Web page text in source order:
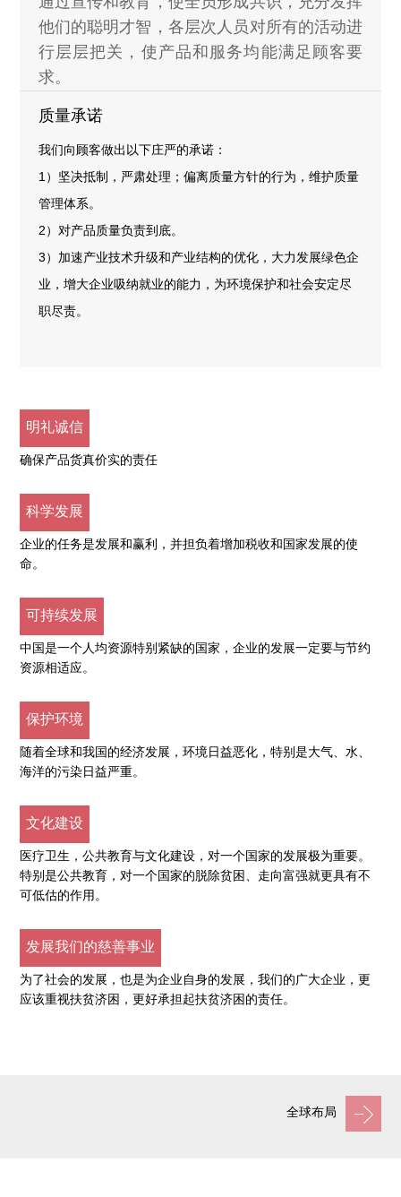
他们的聪明才智，各层次人员对所有的活动进
行层层把关，使产品和服务均能满足顾客要
求。
质量承诺
我们向顾客做出以下庄严的承诺：
1）坚决抵制，严肃处理；偏离质量方针的行为，维护质量
管理体系。
2）对产品质量负责到底。
3）加速产业技术升级和产业结构的优化，大力发展绿色企
业，增大企业吸纳就业的能力，为环境保护和社会安定尽
职尽责。
明礼诚信
确保产品货真价实的责任
科学发展
企业的任务是发展和赢利，并担负着增加税收和国家发展的使
命。
可持续发展
中国是一个人均资源特别紧缺的国家，企业的发展一定要与节约
资源相适应。
保护环境
随着全球和我国的经济发展，环境日益恶化，特别是大气、水、
海洋的污染日益严重。
文化建设
医疗卫生，公共教育与文化建设，对一个国家的发展极为重要。
特别是公共教育，对一个国家的脱除贫困、走向富强就更具有不
可低估的作用。
发展我们的慈善事业
为了社会的发展，也是为企业自身的发展，我们的广大企业，更
应该重视扶贫济困，更好承担起扶贫济困的责任。
全球布局